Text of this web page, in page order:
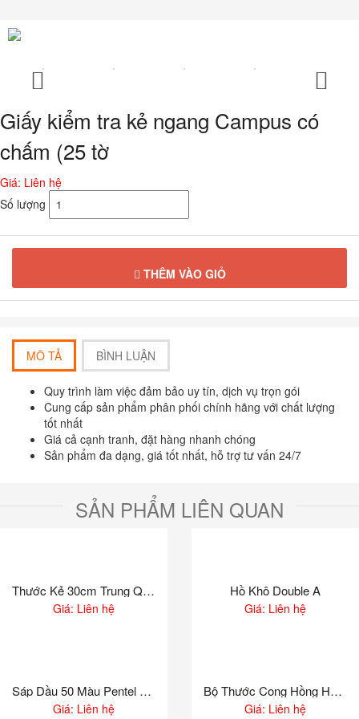
phần
Giấy kiểm tra kẻ ngang Campus có
chấm (25 tờ
Giá: Liên hệ
Số lượng
THÊM VÀO GIỎ
MÔ TẢ BÌNH LUẬN
Quy trình làm việc đảm bảo uy tín, dịch vụ trọn gói
Cung cấp sản phẩm phân phối chính hãng với chất lượng
tốt nhất
Giá cả cạnh tranh, đặt hàng nhanh chóng
Sản phẩm đa dạng, giá tốt nhất, hỗ trợ tư vấn 24/7
SẢN PHẨM LIÊN QUAN
Thước Kẻ 30cm Trung Quốc
Giá: Liên hệ
Hồ Khô Double A
Giá: Liên hệ
Sáp Dầu 50 Màu Pentel PHN50
Giá: Liên hệ
Bộ Thước Cong Hồng Hà 3027
Giá: Liên hệ